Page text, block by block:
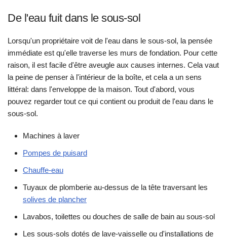
De l'eau fuit dans le sous-sol
Lorsqu'un propriétaire voit de l'eau dans le sous-sol, la pensée
immédiate est qu'elle traverse les murs de fondation. Pour cette
raison, il est facile d'être aveugle aux causes internes. Cela vaut
la peine de penser à l'intérieur de la boîte, et cela a un sens
littéral: dans l'enveloppe de la maison. Tout d'abord, vous
pouvez regarder tout ce qui contient ou produit de l'eau dans le
sous-sol.
Machines à laver
Pompes de puisard
Chauffe-eau
Tuyaux de plomberie au-dessus de la tête traversant les
solives de plancher
Lavabos, toilettes ou douches de salle de bain au sous-sol
Les sous-sols dotés de lave-vaisselle ou d'installations de